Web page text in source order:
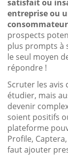
satisfait ou
entreprise ou
prospects
plus prompts à
le seul moyen
répondre !
Scruter les avis
étudier, mais
devenir
soient positifs
plateforme
Profile,
faut ajouter